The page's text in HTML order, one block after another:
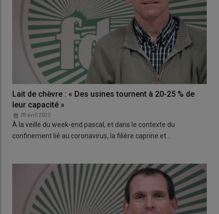
Lait de chèvre : « Des usines tournent à 20-25 % de
leur capacité »
09 avril 2020
À la veille du week-end pascal, et dans le contexte du
confinement lié au coronavirus, la filière caprine et…